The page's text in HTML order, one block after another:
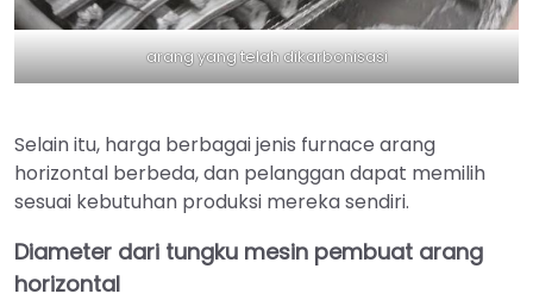
arang yang telah dikarbonisasi
Selain itu, harga berbagai jenis furnace arang
horizontal berbeda, dan pelanggan dapat memilih
sesuai kebutuhan produksi mereka sendiri.
Diameter dari tungku mesin pembuat arang
horizontal